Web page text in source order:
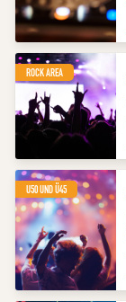
ROCK AREA
U50 UND Ü45